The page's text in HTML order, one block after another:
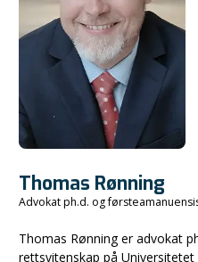
Thomas Rønning
Advokat ph.d. og
Thomas Rønning er advokat
rettsvitenskap på